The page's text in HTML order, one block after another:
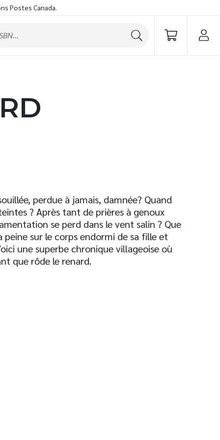
Postes Canada.
perdue à jamais, damnée? Quand
? Après tant de prières à genoux
se perd dans le vent salin ? Que
sur le corps endormi de sa fille et
une superbe chronique villageoise où
que rôde le renard.